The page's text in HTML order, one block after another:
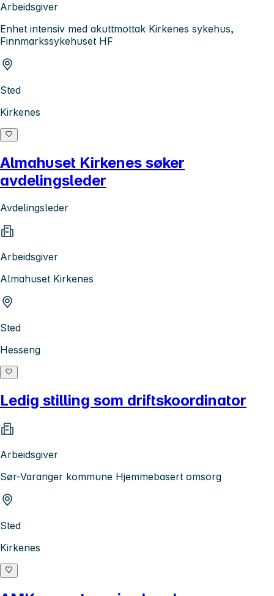
Arbeidsgiver
Enhet intensiv med akuttmottak Kirkenes sykehus,
Finnmarkssykehuset HF
Sted
Kirkenes
Almahuset Kirkenes søker
avdelingsleder
Avdelingsleder
Arbeidsgiver
Almahuset Kirkenes
Sted
Hesseng
Ledig stilling som driftskoordinator
Arbeidsgiver
Sør-Varanger kommune Hjemmebasert omsorg
Sted
Kirkenes